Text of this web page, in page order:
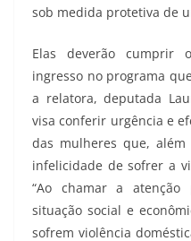
sob medida protetiva de
Elas deverão cumprir
ingresso no programa
a relatora, deputada
visa conferir urgência e
das mulheres que,
infelicidade de sofrer a
“Ao chamar a
situação social e
sofrem violência